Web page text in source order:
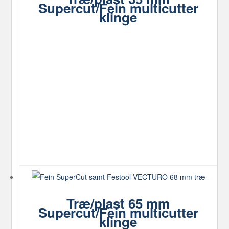
Supercut/Fein multicutter
klinge
Træ/plast 65 mm
Supercut/Fein multicutter
klinge